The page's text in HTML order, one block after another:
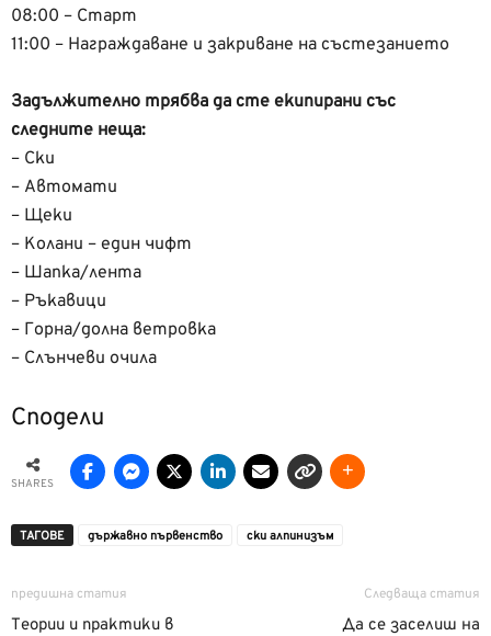
08:00 – Старт
11:00 – Награждаване и закриване на състезанието
Задължително трябва да сте екипирани със
следните неща:
– Ски
– Автомати
– Щеки
– Колани – един чифт
– Шапка/лента
– Ръкавици
– Горна/долна ветровка
– Слънчеви очила
Сподели
SHARES
ТАГОВЕ държавно първенство ски алпинизъм
предишна статия
Теории и практики в
Следваща статия
Да се заселиш на